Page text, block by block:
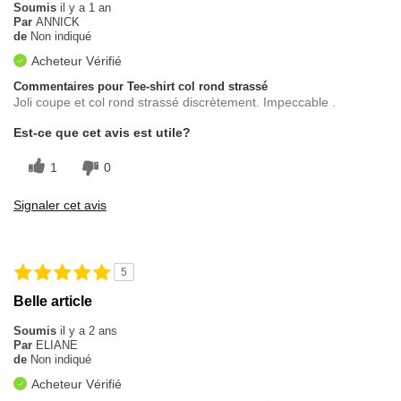
Soumis il y a 1 an
Par ANNICK
de Non indiqué
Acheteur Vérifié
Commentaires pour Tee-shirt col rond strassé
Joli coupe et col rond strassé discrètement. Impeccable .
Est-ce que cet avis est utile?
1 0
Signaler cet avis
5
Belle article
Soumis il y a 2 ans
Par ELIANE
de Non indiqué
Acheteur Vérifié